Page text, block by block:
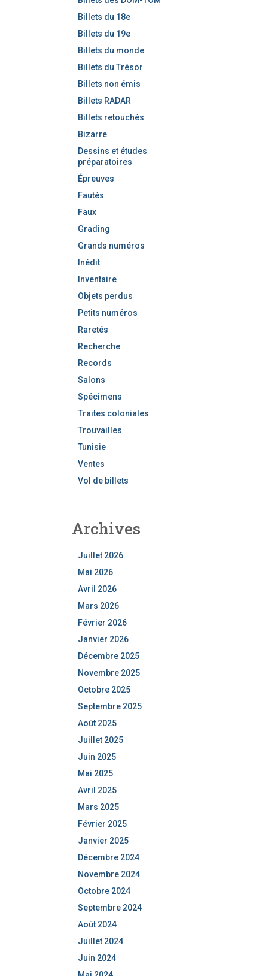
Billets du 18e
Billets du 19e
Billets du monde
Billets du Trésor
Billets non émis
Billets RADAR
Billets retouchés
Bizarre
Dessins et études
préparatoires
Épreuves
Fautés
Faux
Grading
Grands numéros
Inédit
Inventaire
Objets perdus
Petits numéros
Raretés
Recherche
Records
Salons
Spécimens
Traites coloniales
Trouvailles
Tunisie
Ventes
Vol de billets
Archives
Juillet 2026
Mai 2026
Avril 2026
Mars 2026
Février 2026
Janvier 2026
Décembre 2025
Novembre 2025
Octobre 2025
Septembre 2025
Août 2025
Juillet 2025
Juin 2025
Mai 2025
Avril 2025
Mars 2025
Février 2025
Janvier 2025
Décembre 2024
Novembre 2024
Octobre 2024
Septembre 2024
Août 2024
Juillet 2024
Juin 2024